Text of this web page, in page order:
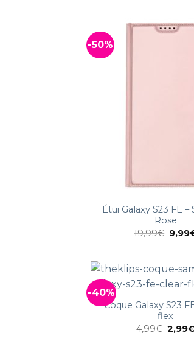
-50%
Étui Galaxy S23 FE –
Rose
19,99€ 9,99
-40%
Coque Galaxy S23
flex
4,99€ 2,99